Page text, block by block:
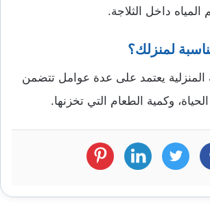
المياه داخل الثلاجة.
لمنزلك؟
المنزلية يعتمد على عدة عوامل تتضمن
وكمية الطعام التي تخزنها.
فيسبوك تويتر لينكد
ان
بنترست